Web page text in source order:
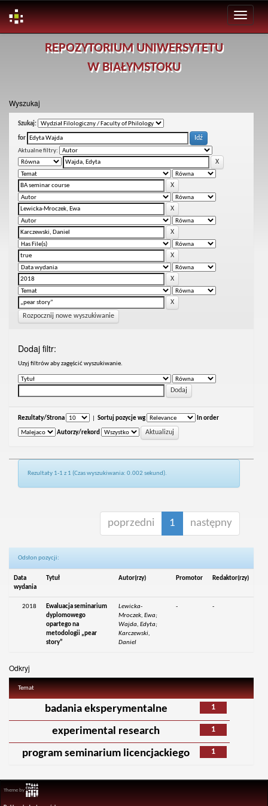
REPOZYTORIUM UNIWERSYTETU
W BIAŁYMSTOKU
Wyszukaj
Szukaj:
for
Aktualne filtry:
Rozpocznij nowe wyszukiwanie
Dodaj filtr:
Uzyj filtrów aby zagęścić wyszukiwanie.
Rezultaty/Strona Sortuj pozycje wg In order
Autorzy/rekord
Rezultaty 1-1 z 1 (Czas wyszukiwania: 0.002 sekund).
poprzedni 1 następny
Odsłon pozycji:
Data
wydania
Tytuł Autor(rzy) Promotor Redaktor(rzy)
2018
Ewaluacja seminarium
dyplomowego
opartego na
metodologii „pear
story”
Lewicka-
Mroczek, Ewa;
Wajda, Edyta;
Karczewski,
Daniel
- -
Odkryj
Temat
1
badania eksperymentalne
1
experimental research
1
program seminarium licencjackiego
Theme by